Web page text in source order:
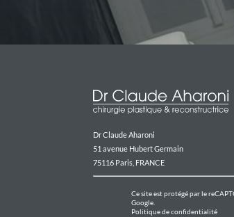
Dr Claude Aharoni
51 avenue Hubert Germain
75116 Paris, FRANCE
Ce site est protégé par le
Google.
Politique de confidentialité